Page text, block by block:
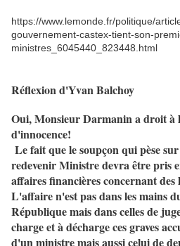
https://www.lemonde.fr/politique/
gouvernement-castex-tient-son-
ministres_6045440_823448.html
Réflexion d'Yvan Balchoy
Oui, Monsieur Darmanin a droit à
d'innocence!
Le fait que le soupçon qui pèse
redevenir Ministre devra être pris
affaires financières concernant des
L'affaire n'est pas dans les mains
République mais dans celles de
charge et à décharge ces graves
d'un ministre mais aussi celui de